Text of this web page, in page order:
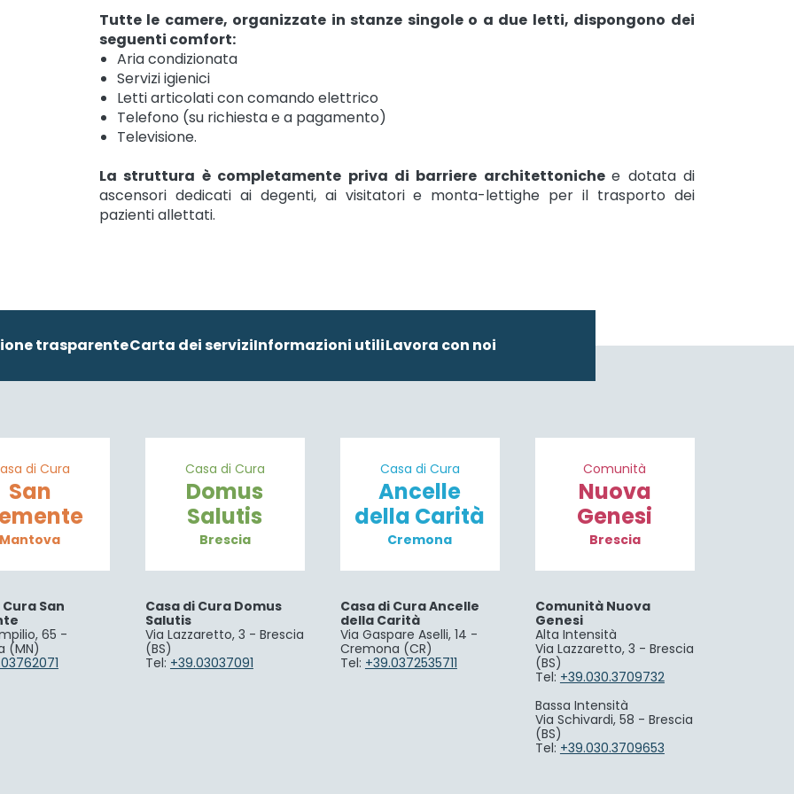
Tutte le camere, organizzate in stanze singole o a due letti, dispongono dei
seguenti comfort:
Aria condizionata
Servizi igienici
Letti articolati con comando elettrico
Telefono (su richiesta e a pagamento)
Televisione.
La struttura è completamente priva di barriere architettonichee dotata di
ascensori dedicati ai degenti, ai visitatori e monta-lettighe per il trasporto dei
pazienti allettati.
trasparenteCarta dei serviziInformazioni utiliLavora con noi
di Cura
San
Mantova
San
65 -
(MN)
Casa di Cura
Domus
Salutis
Brescia
Casa di Cura Domus
Salutis
Via Lazzaretto, 3 - Brescia
(BS)
Tel: +39.03037091
Casa di Cura
Ancelle
della Carità
Cremona
Casa di Cura Ancelle
della Carità
Via Gaspare Aselli, 14 -
Cremona (CR)
Tel: +39.0372535711
Comunità
Nuova
Genesi
Brescia
Comunità Nuova
Genesi
Alta Intensità
Via Lazzaretto, 3 - Brescia
(BS)
Tel: +39.030.3709732
Bassa Intensità
Via Schivardi, 58 - Brescia
(BS)
Tel: +39.030.3709653